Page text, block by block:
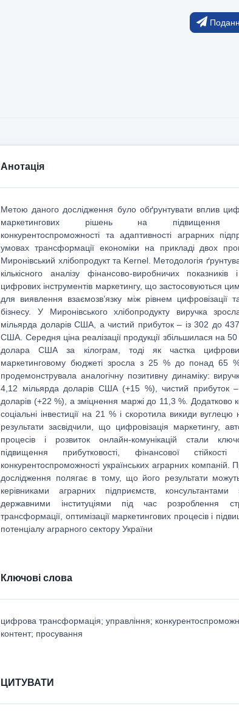
Анотація
Метою даного дослідження було обґрунтувати вплив
маркетингових рішень на підвищення
конкурентоспроможності та адаптивності аграрних
умовах трансформації економіки на прикладі двох
Миронівський хлібопродукт та Kernel. Методологія
кількісного аналізу фінансово-виробничих показників
цифрових інструментів маркетингу, що застосовуються
для виявлення взаємозв’язку між рівнем цифровізації
бізнесу. У Миронівського хлібопродукту виручка
мільярда доларів США, а чистий прибуток – із 302 до 437
США. Середня ціна реалізації продукції збільшилася на
долара США за кілограм, тоді як частка
маркетинговому бюджеті зросла з 25 % до понад 65
продемонструвала аналогічну позитивну динаміку:
4,12 мільярда доларів США (+15 %), чистий прибуток
доларів (+22 %), а зміцнення маржі до 11,3 %. Додатково
соціальні інвестиції на 21 % і скоротила викиди
результати засвідчили, що цифровізація маркетингу,
процесів і розвиток онлайн-комунікацій стали
підвищення прибутковості, фінансової
конкурентоспроможності українських аграрних компаній.
дослідження полягає в тому, що його результати
керівниками аграрних підприємств,
державними інституціями під час розроблення
трансформації, оптимізації маркетингових процесів і
потенціалу аграрного сектору України
Ключові слова
цифрова трансформація; управління;
контент; просування
ЦИТУВАТИ